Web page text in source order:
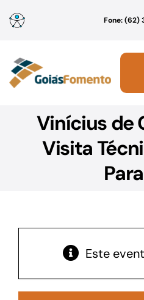
para
conteúdo
Fone: (62)
Institucional
Linhas de Crédito
Acesso à Informação
Vinícius de
Visita
Este